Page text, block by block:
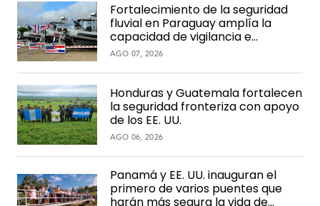
Fortalecimiento de la seguridad
fluvial en Paraguay amplía la
capacidad de vigilancia e
interdicción en la hidrovía
AGO 07, 2026
Honduras y Guatemala fortalecen
la seguridad fronteriza con apoyo
de los EE. UU.
AGO 06, 2026
Panamá y EE. UU. inauguran el
primero de varios puentes que
harán más segura la vida de